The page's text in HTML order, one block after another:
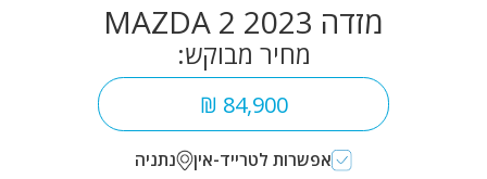
מזדה MAZDA 2 2023
מחיר מבוקש:
84,900 ₪
אפשרות לטרייד-אין נתניה